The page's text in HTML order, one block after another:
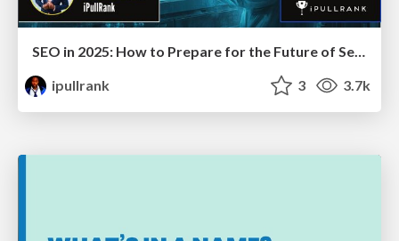
SEO in 2025: How to Prepare for the Future of Search
ipullrank
3 3.7k